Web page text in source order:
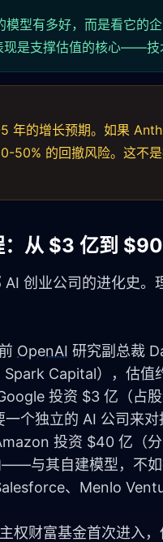
型有多好，而是看它的
是支撑估值的核心——技
年的增长预期。如果
50% 的回撤风险。这不
从 $3 亿到
创业公司的进化史。
OpenAI 研究副总裁
Capital），估值
投资 $3 亿（占
个独立的 AI 公司来对
投资 $40 亿（
与其自建模型，不
、Menlo
权财富基金首次进入